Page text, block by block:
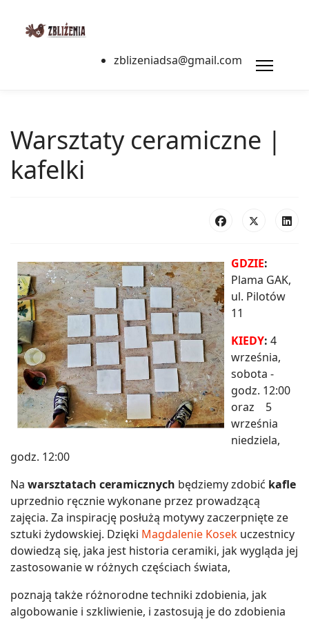
zblizeniadsa@gmail.com
Warsztaty ceramiczne |
kafelki
GDZIE:
Plama GAK,
ul. Pilotów
11
KIEDY: 4
września,
sobota -
godz. 12:00
oraz 5
września
niedziela,
godz. 12:00
Na warsztatach ceramicznych będziemy zdobić kafle
uprzednio ręcznie wykonane przez prowadzącą
zajęcia. Za inspirację posłużą motywy zaczerpnięte ze
sztuki żydowskiej. Dzięki Magdalenie Kosek uczestnicy
dowiedzą się, jaka jest historia ceramiki, jak wygląda jej
zastosowanie w różnych częściach świata,
poznają także różnorodne techniki zdobienia, jak
algobowanie i szkliwienie, i zastosują je do zdobienia